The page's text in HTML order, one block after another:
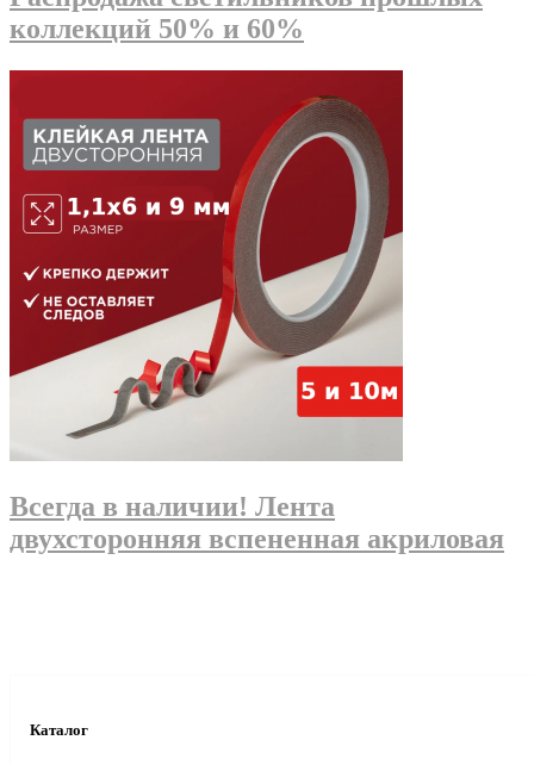
коллекций 50% и 60%
Всегда в наличии! Лента
двухсторонняя вспененная акриловая
Каталог